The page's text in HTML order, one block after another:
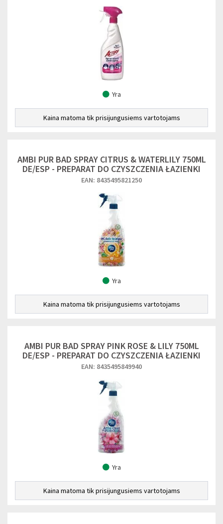
Yra
Kaina matoma tik prisijungusiems vartotojams
AMBI PUR BAD SPRAY CITRUS & WATERLILY 750ML
DE/ESP - PREPARAT DO CZYSZCZENIA ŁAZIENKI
EAN: 8435495821250
Yra
Kaina matoma tik prisijungusiems vartotojams
AMBI PUR BAD SPRAY PINK ROSE & LILY 750ML
DE/ESP - PREPARAT DO CZYSZCZENIA ŁAZIENKI
EAN: 8435495849940
Yra
Kaina matoma tik prisijungusiems vartotojams